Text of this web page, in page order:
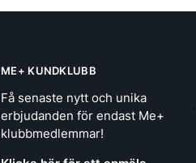
ME+ KUNDKLUBB
Få senaste nytt och unika
erbjudanden för endast Me+
klubbmedlemmar!